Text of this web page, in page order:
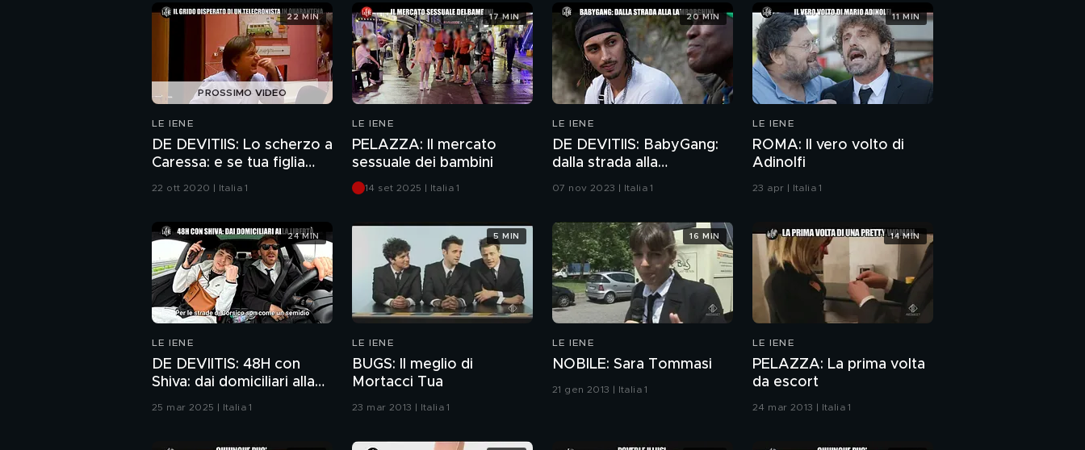
PROSSIMO VIDEO
LE IENE
DE DEVITIIS: Lo scherzo a
Caressa: e se tua figlia
ricatta la prof con un
22 ott 2020 | Italia 1
22 MIN
LE IENE
PELAZZA: Il mercato
sessuale dei bambini
14 set 2025 | Italia 1
17 MIN
LE IENE
DE DEVITIIS: BabyGang:
dalla strada alla
Lamborghini
07 nov 2023 | Italia 1
20 MIN
LE IENE
ROMA: Il vero volto di
Adinolfi
23 apr | Italia 1
11 MIN
LE IENE
DE DEVIITIS: 48H con
Shiva: dai domiciliari alla
25 mar 2025 | Italia 1
24 MIN
LE IENE
BUGS: Il meglio di
Mortacci Tua
23 mar 2013 | Italia 1
5 MIN
LE IENE
NOBILE: Sara Tommasi
21 gen 2013 | Italia 1
16 MIN
LE IENE
PELAZZA: La prima volta
da escort
24 mar 2013 | Italia 1
14 MIN